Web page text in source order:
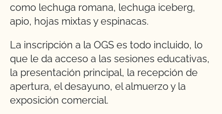
como lechuga romana, lechuga iceberg,
apio, hojas mixtas y espinacas.
La inscripción a la OGS es todo incluido, lo
que le da acceso a las sesiones educativas,
la presentación principal, la recepción de
apertura, el desayuno, el almuerzo y la
exposición comercial.